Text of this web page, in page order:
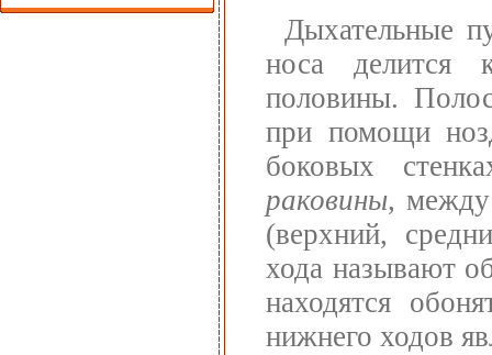
Дыхательные
носа делится
половины.
при помощи
боковых
раковины,
(верхний,
хода называют
находятся
нижнего ходов